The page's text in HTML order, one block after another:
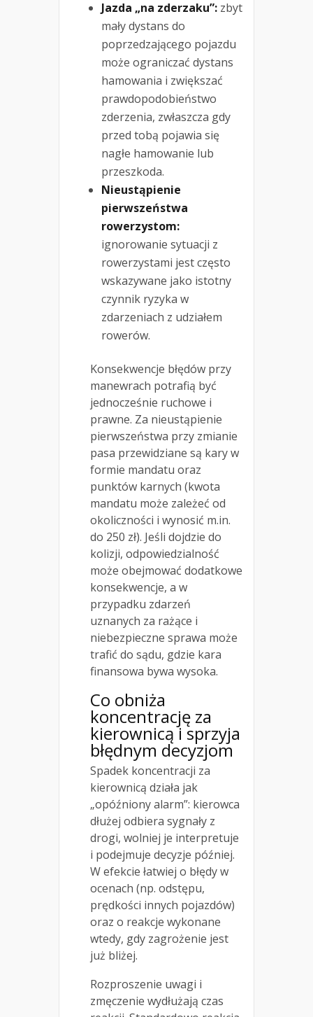
Jazda „na zderzaku”: zbyt
mały dystans do
poprzedzającego pojazdu
może ograniczać dystans
hamowania i zwiększać
prawdopodobieństwo
zderzenia, zwłaszcza gdy
przed tobą pojawia się
nagłe hamowanie lub
przeszkoda.
Nieustąpienie
pierwszeństwa
rowerzystom:
ignorowanie sytuacji z
rowerzystami jest często
wskazywane jako istotny
czynnik ryzyka w
zdarzeniach z udziałem
rowerów.
Konsekwencje błędów przy
manewrach potrafią być
jednocześnie ruchowe i
prawne. Za nieustąpienie
pierwszeństwa przy zmianie
pasa przewidziane są kary w
formie mandatu oraz
punktów karnych (kwota
mandatu może zależeć od
okoliczności i wynosić m.in.
do 250 zł). Jeśli dojdzie do
kolizji, odpowiedzialność
może obejmować dodatkowe
konsekwencje, a w
przypadku zdarzeń
uznanych za rażące i
niebezpieczne sprawa może
trafić do sądu, gdzie kara
finansowa bywa wysoka.
Co obniża
koncentrację za
kierownicą i sprzyja
błędnym decyzjom
Spadek koncentracji za
kierownicą działa jak
„opóźniony alarm”: kierowca
dłużej odbiera sygnały z
drogi, wolniej je interpretuje
i podejmuje decyzje później.
W efekcie łatwiej o błędy w
ocenach (np. odstępu,
prędkości innych pojazdów)
oraz o reakcje wykonane
wtedy, gdy zagrożenie jest
już bliżej.
Rozproszenie uwagi i
zmęczenie wydłużają czas